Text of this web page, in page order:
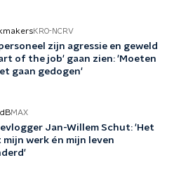
KRO-NCRV
zijn agressie en geweld
of the job' gaan zien: 'Moeten
gaan gedogen'
MAX
Jan-Willem Schut: 'Het
mijn werk én mijn leven